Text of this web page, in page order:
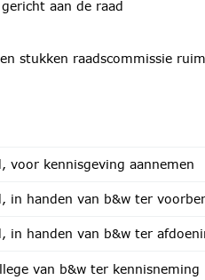
aan de raad
stukken raadscommissie
voor kennisgeving aannemen
in handen van b&w ter
in handen van b&w ter
van b&w ter kennisneming